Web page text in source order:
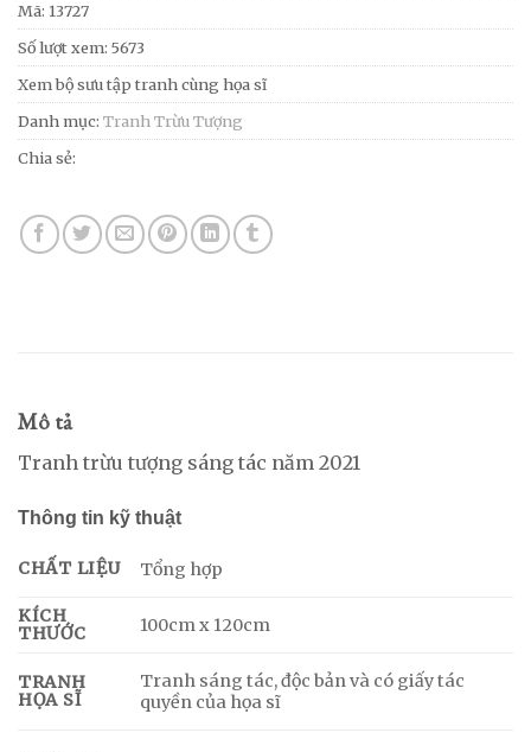
Mã: 13727
Số lượt xem: 5673
Xem bộ sưu tập tranh cùng họa sĩ
Danh mục: Tranh Trừu Tượng
Chia sẻ:
Mô tả
Tranh trừu tượng sáng tác năm 2021
Thông tin kỹ thuật
CHẤT LIỆU Tổng hợp
KÍCH
THƯỚC
100cm x 120cm
TRANH
HỌA SĨ
Tranh sáng tác, độc bản và có giấy tác
quyền của họa sĩ